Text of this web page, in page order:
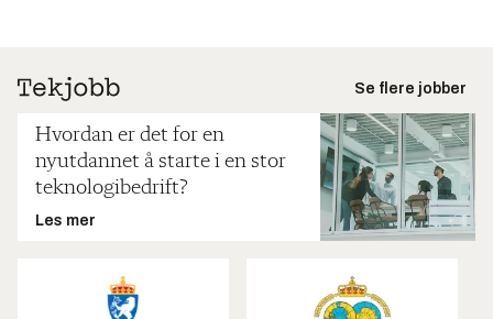
Se flere jobber
Hvordan er det for en
nyutdannet å starte i en stor
teknologibedrift?
Les mer